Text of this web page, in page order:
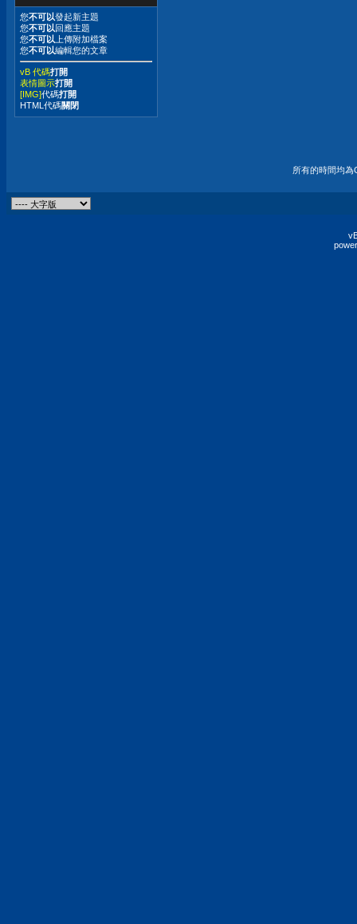
您不可以發起新主題
您不可以回應主題
您不可以 上傳附加檔案
您不可以編輯您的文章
vB 代碼打開
表情圖示打開
[IMG]代碼打開
HTML代碼關閉
所有的時間均為